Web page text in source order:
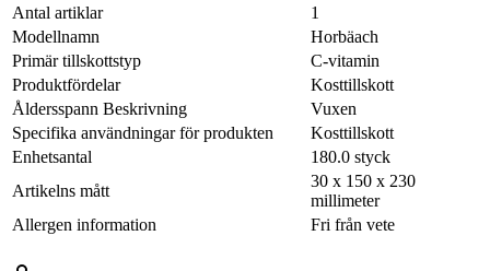
Antal artiklar
1
Modellnamn
Horbäach
Primär tillskottstyp
C-vitamin
Produktfördelar
Kosttillskott
Åldersspann Beskrivning
Vuxen
Specifika användningar för produkten
Kosttillskott
Enhetsantal
180.0 styck
Artikelns mått
30 x 150 x 230
millimeter
Allergen information
Fri från vete